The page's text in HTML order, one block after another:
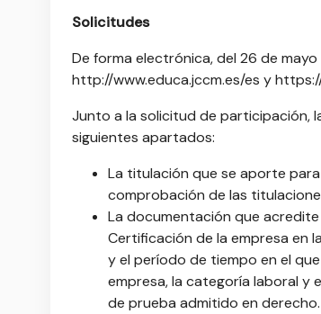
Solicitudes
De forma electrónica, del 26 de
http://www.educa.jccm.es/es y
Junto a la solicitud de participación,
siguientes apartados:
La titulación que se aporte
comprobación de las
La documentación que
Certificación de la empresa en
y el período de tiempo en el
empresa, la categoría laboral
de prueba admitido en